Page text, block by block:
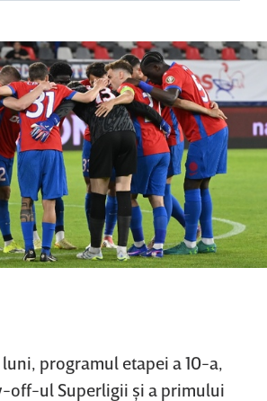
programul etapei a 10-a,
off-ul Superligii şi a primului